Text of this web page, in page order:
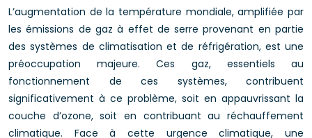
L’augmentation de la température mondiale, amplifiée par
les émissions de gaz à effet de serre provenant en partie
des systèmes de climatisation et de réfrigération, est une
préoccupation majeure. Ces gaz, essentiels au
fonctionnement de ces systèmes, contribuent
significativement à ce problème, soit en appauvrissant la
couche d’ozone, soit en contribuant au réchauffement
climatique. Face à cette urgence climatique, une